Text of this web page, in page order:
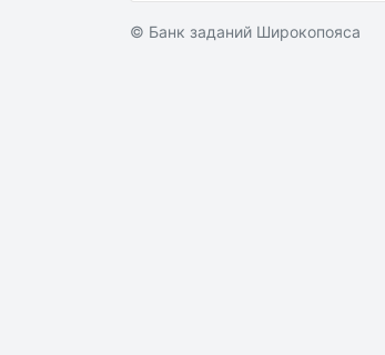
© Банк заданий Широкопояса